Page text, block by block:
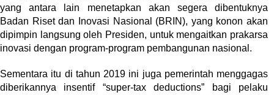
yang antara lain menetapkan akan segera dibentuknya
Badan Riset dan Inovasi Nasional (BRIN), yang konon akan
dipimpin langsung oleh Presiden, untuk mengaitkan prakarsa
inovasi dengan program-program pembangunan nasional.
Sementara itu di tahun 2019 ini juga pemerintah menggagas
diberikannya insentif “super-tax deductions” bagi pelaku